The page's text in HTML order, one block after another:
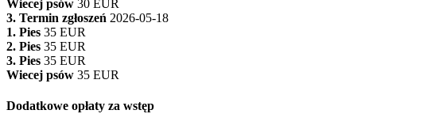
Wiecej psów 30 EUR
3. Termin zgłoszeń 2026-05-18
1. Pies 35 EUR
2. Pies 35 EUR
3. Pies 35 EUR
Wiecej psów 35 EUR
Dodatkowe opłaty za wstęp